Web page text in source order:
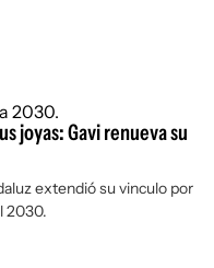
joyas: Gavi renueva su
extendió su vinculo por
2030.